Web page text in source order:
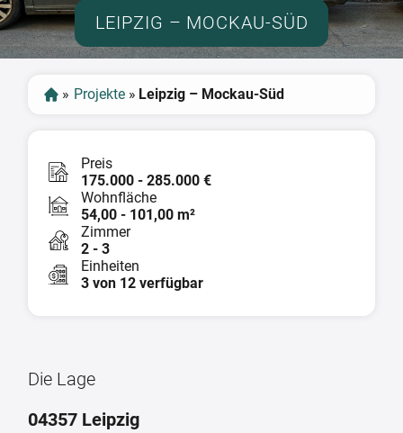
LEIPZIG – MOCKAU-SÜD
» Projekte » Leipzig – Mockau-Süd
Preis
175.000 - 285.000 €
Wohnfläche
54,00 - 101,00 m²
Zimmer
2 - 3
Einheiten
3 von 12 verfügbar
Die Lage
04357 Leipzig